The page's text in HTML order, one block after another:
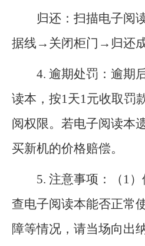
归还：扫描电子阅
据线→关闭柜门→归还
4. 逾期处罚：逾期
读本，按1天1元收取罚
阅权限。若电子阅读本
买新机的价格赔偿。
5. 注意事项：（1
查电子阅读本能否正常
障等情况，请当场向出